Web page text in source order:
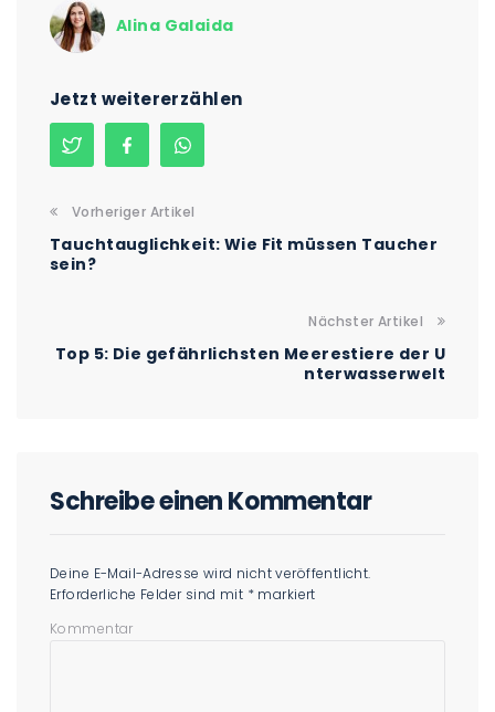
Alina Galaida
Jetzt weitererzählen
Vorheriger Artikel
Tauchtauglichkeit: Wie Fit müssen Taucher
sein?
Nächster Artikel
Top 5: Die gefährlichsten Meerestiere der U
nterwasserwelt
Schreibe einen Kommentar
Deine E-Mail-Adresse wird nicht veröffentlicht.
Erforderliche Felder sind mit * markiert
Kommentar